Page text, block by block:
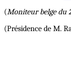
(Moniteur belge du
(Présidence de M.